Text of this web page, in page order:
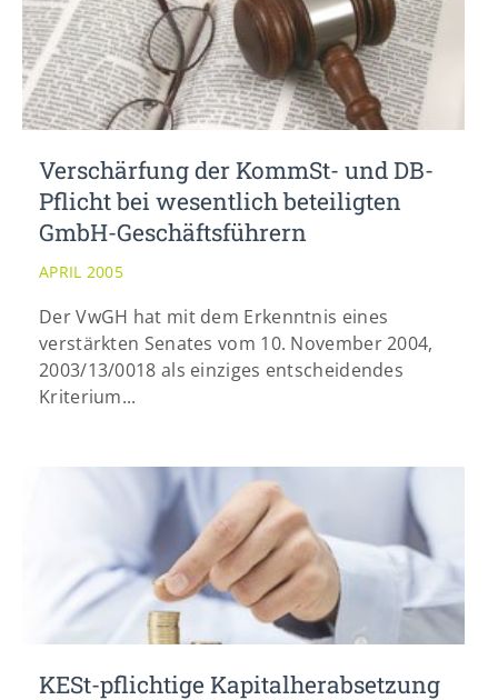
Verschärfung der KommSt- und DB-
Pflicht bei wesentlich beteiligten
GmbH-Geschäftsführern
APRIL 2005
Der VwGH hat mit dem Erkenntnis eines
verstärkten Senates vom 10. November 2004,
2003/13/0018 als einziges entscheidendes
Kriterium...
KESt-pflichtige Kapitalherabsetzung